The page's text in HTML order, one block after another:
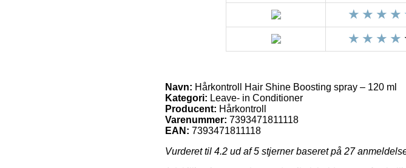
Navn: Hårkontroll Hair Shine Boosting spray – 120 ml
Kategori: Leave- in Conditioner
Producent: Hårkontroll
Varenummer: 7393471811118
EAN: 7393471811118
Vurderet til 4.2 ud af 5 stjerner baseret på 27